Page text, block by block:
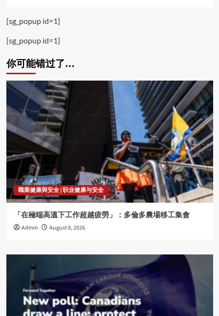
[sg_popup id=1]
[sg_popup id=1]
你可能错过了…
職業健康與安全 | 职业健康与安全
「在極端高溫下工作超越疲勞」：多倫多農場移工集會
Admin August 8, 2026